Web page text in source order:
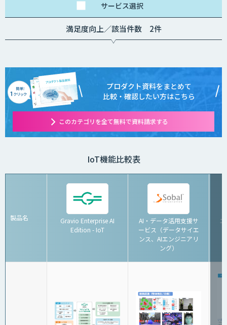
サービス選択
満足度向上／該当件数 2件
プロダクト資料をまとめて
比較・確認したい方はこちら
このカテゴリを全て無料で資料請求する
IoT機能比較表
製品名
Gravio Enterprise AI
Edition - IoT
AI・データ活用支援サ
ービス（データサイエ
ンス、AIエンジニアリ
ング）